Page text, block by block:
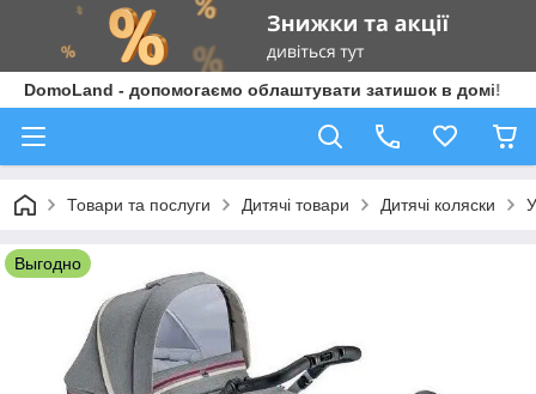
DomoLand - допомогаємо облаштувати затишок в домі!
Товари та послуги Дитячі товари Дитячі коляски
Выгодно